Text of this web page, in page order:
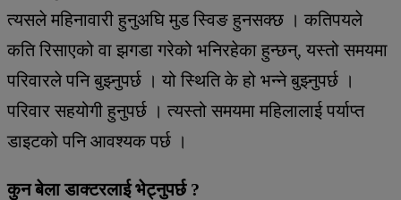
त्यसले महिनावारी हुनुअघि मुड स्विङ हुनसक्छ । कतिपयले
कति रिसाएको वा झगडा गरेको भनिरहेका हुन्छन्, यस्तो समयमा
परिवारले पनि बुझ्नुपर्छ । यो स्थिति के हो भन्ने बुझ्नुपर्छ ।
परिवार सहयोगी हुनुपर्छ । त्यस्तो समयमा महिलालाई पर्याप्त
डाइटको पनि आवश्यक पर्छ ।
कुन बेला डाक्टरलाई भेट्नुपर्छ ?